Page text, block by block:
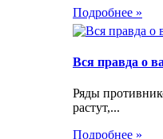
Подробнее »
Вся правда о
Ряды
растут,...
Подробнее »